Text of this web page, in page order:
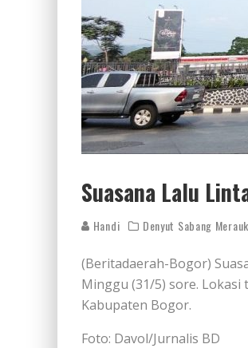
Suasana Lalu
Handi Denyut Sabang
(Beritadaerah-Bogor)
Minggu (31/5) sore. Lokasi
Kabupaten Bogor.
Foto: Davol/Jurnalis BD